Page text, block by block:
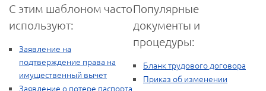
С этим шаблоном часто
используют:
Заявление на
подтверждение права на
имущественный вычет
Заявление о потере паспорта
Популярные
документы и
процедуры:
Бланк трудового договора
Приказ об изменении